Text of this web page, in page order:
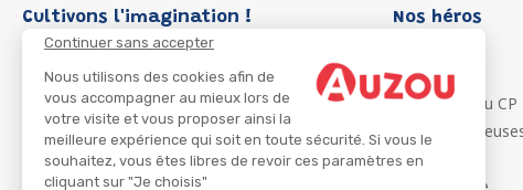
Continuer sans accepter
Nous utilisons des cookies afin de
vous accompagner au mieux lors de
votre visite et vous proposer ainsi la
meilleure expérience qui soit en toute sécurité. Si vous le
souhaitez, vous êtes libres de revoir ces paramètres en
cliquant sur "Je choisis"
Cultivons l'imagination ! Nos héros
P'tit Loup
Les Héros du CP
Les
Migali